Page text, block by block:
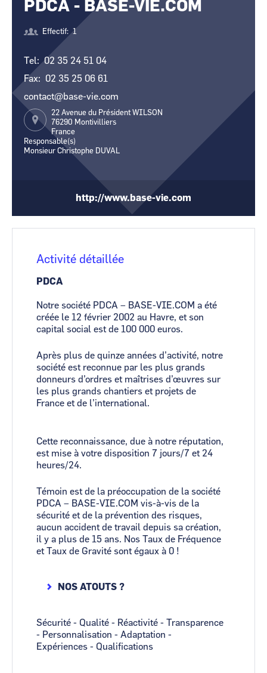
CCI Business
CCI Business
Pays de la Loire
CCI Business
CCI Business
Pays de la Loire
PDCA - BASE-VIE.COM
Effectif 1
Tel
02 35 24 51 04
Fax
02 35 25 06 61
contact@base-vie.com
22 Avenue du Président WILSON
76290 Montivilliers
France
Responsable(s)
Monsieur Christophe DUVAL
http://www.base-vie.com
Activité détaillée
PDCA
Notre société PDCA – BASE-VIE.COM a été
créée le 12 février 2002 au Havre, et son
capital social est de 100 000 euros.
Après plus de quinze années d’activité, notre
société est reconnue par les plus grands
donneurs d’ordres et maîtrises d’œuvres sur
les plus grands chantiers et projets de
France et de l’international.
Cette reconnaissance, due à notre réputation,
est mise à votre disposition 7 jours/7 et 24
heures/24.
Témoin est de la préoccupation de la société
PDCA – BASE-VIE.COM vis-à-vis de la
sécurité et de la prévention des risques,
aucun accident de travail depuis sa création,
il y a plus de 15 ans. Nos Taux de Fréquence
et Taux de Gravité sont égaux à 0 !
NOS ATOUTS ?
Sécurité - Qualité - Réactivité - Transparence
- Personnalisation - Adaptation -
Expériences - Qualifications